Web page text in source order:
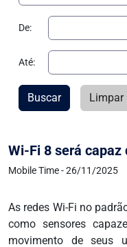
Wi-Fi 8 será
Mobile Time - 26/11/2025
As redes Wi-Fi no
como sensores
movimento de seus
De:
Até:
Buscar Limpar